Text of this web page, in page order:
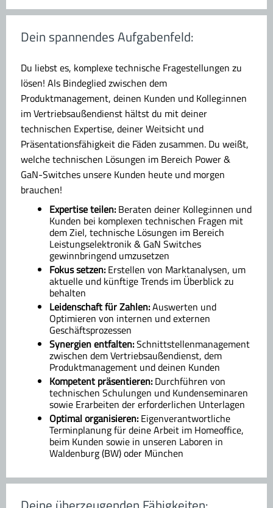
Dein spannendes Aufgabenfeld:
Du liebst es, komplexe technische Fragestellungen zu
lösen! Als Bindeglied zwischen dem
Produktmanagement, deinen Kunden und Kolleg:innen
im Vertriebsaußendienst hältst du mit deiner
technischen Expertise, deiner Weitsicht und
Präsentationsfähigkeit die Fäden zusammen. Du weißt,
welche technischen Lösungen im Bereich Power &
GaN-Switches unsere Kunden heute und morgen
brauchen!
Expertise teilen: Beraten deiner Kolleg:innen und
Kunden bei komplexen technischen Fragen mit
dem Ziel, technische Lösungen im Bereich
Leistungselektronik & GaN Switches
gewinnbringend umzusetzen
Fokus setzen: Erstellen von Marktanalysen, um
aktuelle und künftige Trends im Überblick zu
behalten
Leidenschaft für Zahlen:Auswerten und
Optimieren von internen und externen
Geschäftsprozessen
Synergien entfalten:Schnittstellenmanagement
zwischen dem Vertriebsaußendienst, dem
Produktmanagement und deinen Kunden
Kompetent präsentieren: Durchführen von
technischen Schulungen und Kundenseminaren
sowie Erarbeiten der erforderlichen Unterlagen
Optimal organisieren: Eigenverantwortliche
Terminplanung für deine Arbeit im Homeoffice,
beim Kunden sowie in unseren Laboren in
Waldenburg (BW) oder München